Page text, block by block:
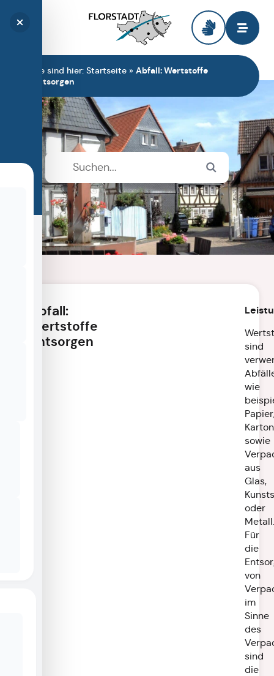
Sie sind hier: Startseite » Abfall: Wertstoffe
entsorgen
Abfall:
Wertstoffe
entsorgen
sind
wie
sowie
aus
Glas,
oder
Metall.
Für
die
von
im
Sinne
des
sind
die